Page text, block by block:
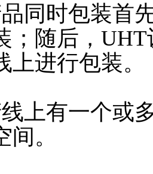
同时包装首
；随后，
上进行包装。
上有一个或
。